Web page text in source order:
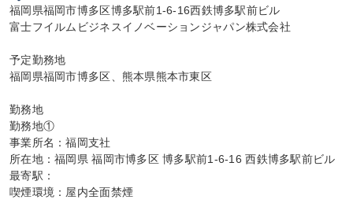
福岡県福岡市博多区博多駅前1-6-16西鉄博多駅前ビル
富士フイルムビジネスイノベーションジャパン株式会社
予定勤務地
福岡県福岡市博多区、熊本県熊本市東区
勤務地
勤務地①
事業所名：福岡支社
所在地：福岡県 福岡市博多区 博多駅前1-6-16 西鉄博多駅前ビル
最寄駅：
喫煙環境：屋内全面禁煙